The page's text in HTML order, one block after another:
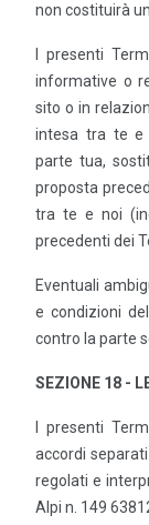
non costituirà
I presenti
informative o
sito o in
intesa tra te e
parte tua,
proposta
tra te e noi
precedenti dei
Eventuali
e condizioni
contro la parte
SEZIONE 18 -
I presenti
accordi
regolati e
Alpi n. 149